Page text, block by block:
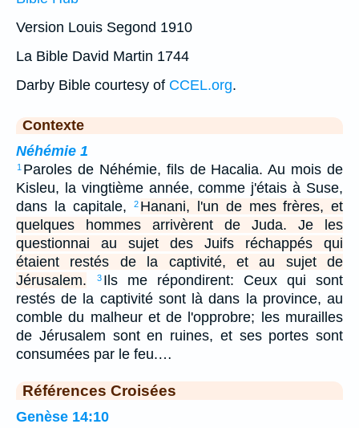
Version Louis Segond 1910
La Bible David Martin 1744
Darby Bible courtesy of CCEL.org.
Contexte
Néhémie 1
1 Paroles de Néhémie, fils de Hacalia. Au mois de
Kisleu, la vingtième année, comme j'étais à Suse,
dans la capitale,
2 Hanani, l'un de mes frères, et
quelques hommes arrivèrent de Juda. Je les
questionnai au sujet des Juifs réchappés qui
étaient restés de la captivité, et au sujet de
Jérusalem.
3 Ils me répondirent: Ceux qui sont
restés de la captivité sont là dans la province, au
comble du malheur et de l'opprobre; les murailles
de Jérusalem sont en ruines, et ses portes sont
consumées par le feu.…
Références Croisées
Genèse 14:10